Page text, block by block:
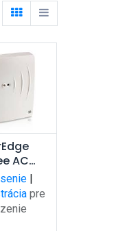
do
AC
with
|
pre